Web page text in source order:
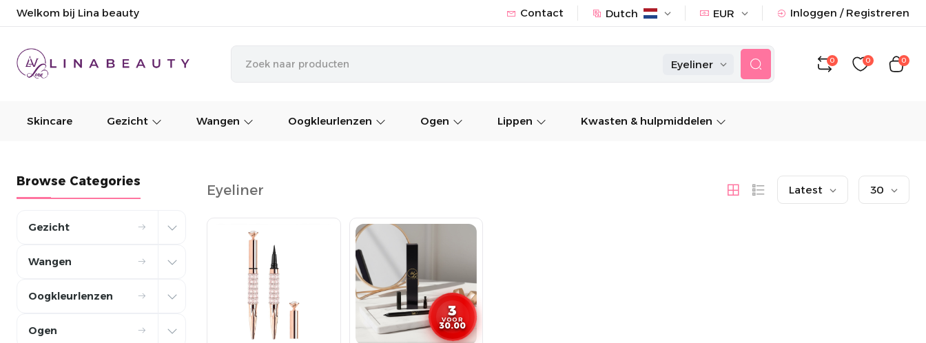
Welkom bij Lina beauty Contact Dutch EUR Inloggen / Registreren
Eyeliner 0 0 0
Skincare Gezicht Wangen Oogkleurlenzen Ogen Lippen Kwasten & hulpmiddelen
Browse Categories
Gezicht
Wangen
Oogkleurlenzen
Ogen
Eyeliner Latest 30
3
VOOR
30.00